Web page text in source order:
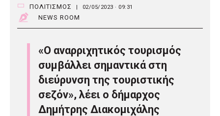
ΠΟΛΙΤΙΣΜΟΣ | 02/05/2023 · 09:31
NEWS ROOM
«Ο αναρριχητικός τουρισμός
συμβάλλει σημαντικά στη
διεύρυνση της τουριστικής
σεζόν», λέει ο δήμαρχος
Δημήτρης Διακομιχάλης